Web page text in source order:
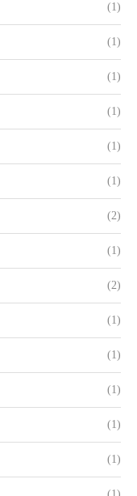
(1)
(1)
(1)
(1)
(1)
(1)
(2)
(1)
(2)
(1)
(1)
(1)
(1)
(1)